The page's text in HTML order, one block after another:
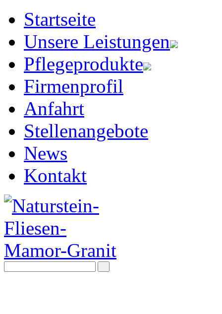
Startseite
Unsere Leistungen
Pflegeprodukte
Firmenprofil
Anfahrt
Stellenangebote
News
Kontakt